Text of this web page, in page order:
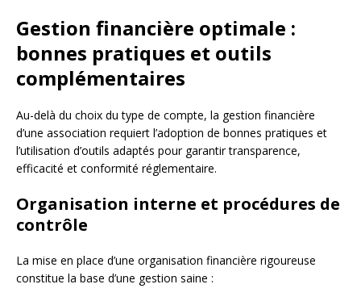
Gestion financière optimale :
bonnes pratiques et outils
complémentaires
Au-delà du choix du type de compte, la gestion financière
d’une association requiert l’adoption de bonnes pratiques et
l’utilisation d’outils adaptés pour garantir transparence,
efficacité et conformité réglementaire.
Organisation interne et procédures de
contrôle
La mise en place d’une organisation financière rigoureuse
constitue la base d’une gestion saine :